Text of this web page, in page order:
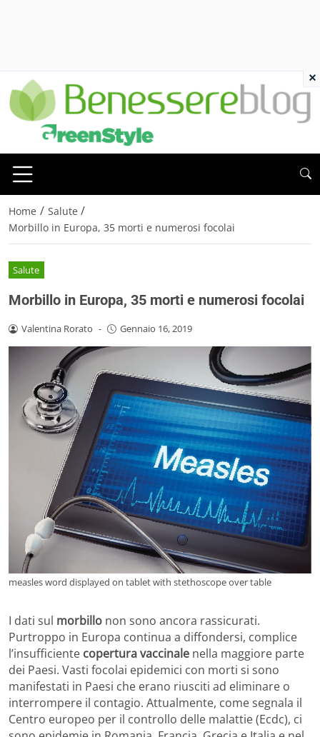
Home / Salute /
Morbillo in Europa, 35 morti e numerosi focolai
Salute
Morbillo in Europa, 35 morti e numerosi focolai
Valentina Rorato - Gennaio 16, 2019
measles word displayed on tablet with stethoscope over table
I dati sul morbillo non sono ancora rassicurati.
Purtroppo in Europa continua a diffondersi, complice
l’insufficiente copertura vaccinale nella maggiore parte
dei Paesi. Vasti focolai epidemici con morti si sono
manifestati in Paesi che erano riusciti ad eliminare o
interrompere il contagio. Attualmente, come segnala il
Centro europeo per il controllo delle malattie (Ecdc), ci
×